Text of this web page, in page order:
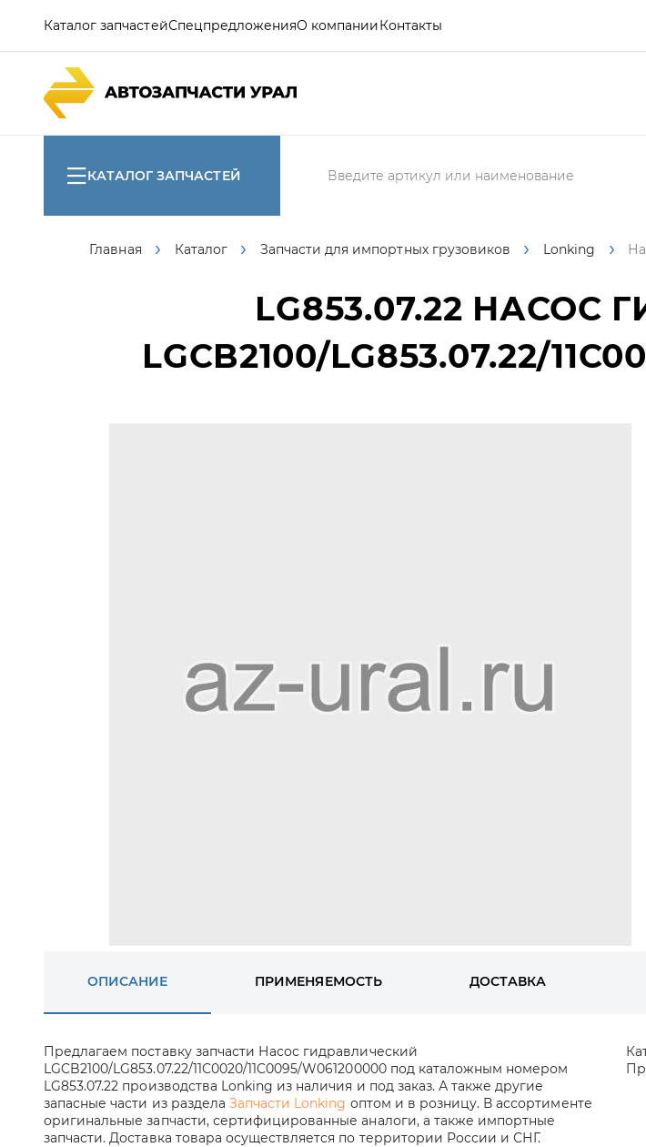
Каталог запчастейСпецпредложенияО компанииКонтакты
КАТАЛОГ ЗАПЧАСТЕЙ
Главная Каталог Запчасти для импортных грузовиков Lonking
LG853.07.22 НАСОС
LGCB2100/LG853.07.22/
ОПИСАНИЕ ПРИМЕНЯЕМОСТЬ ДОСТАВКА
Предлагаем поставку запчасти Насос гидравлический
LGCB2100/LG853.07.22/11C0020/11C0095/W061200000 под каталожным номером
LG853.07.22 производства Lonking из наличия и под заказ. А также другие
запасные части из раздела Запчасти Lonking оптом и в розницу. В ассортименте
оригинальные запчасти, сертифицированные аналоги, а также импортные
запчасти. Доставка товара осуществляется по территории России и СНГ.